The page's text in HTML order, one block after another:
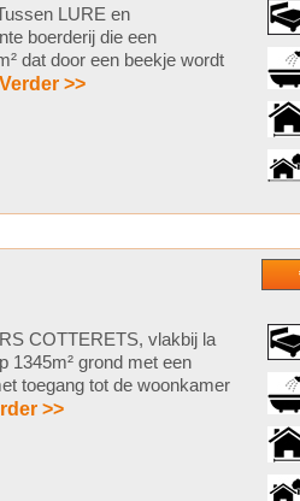
LURE en
boerderij die een
dat door een beekje wordt
>>
COTTERETS, vlakbij la
1345m² grond met een
toegang tot de woonkamer
>>